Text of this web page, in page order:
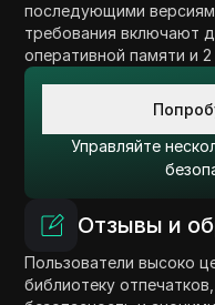
последующими
требования включают
оперативной памяти и
Управляйте
Отзывы и
Пользователи высоко
библиотеку